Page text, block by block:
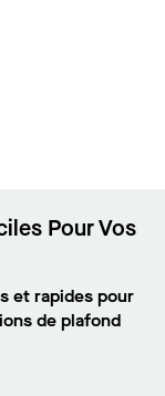
Pour Vos
et rapides pour
de plafond